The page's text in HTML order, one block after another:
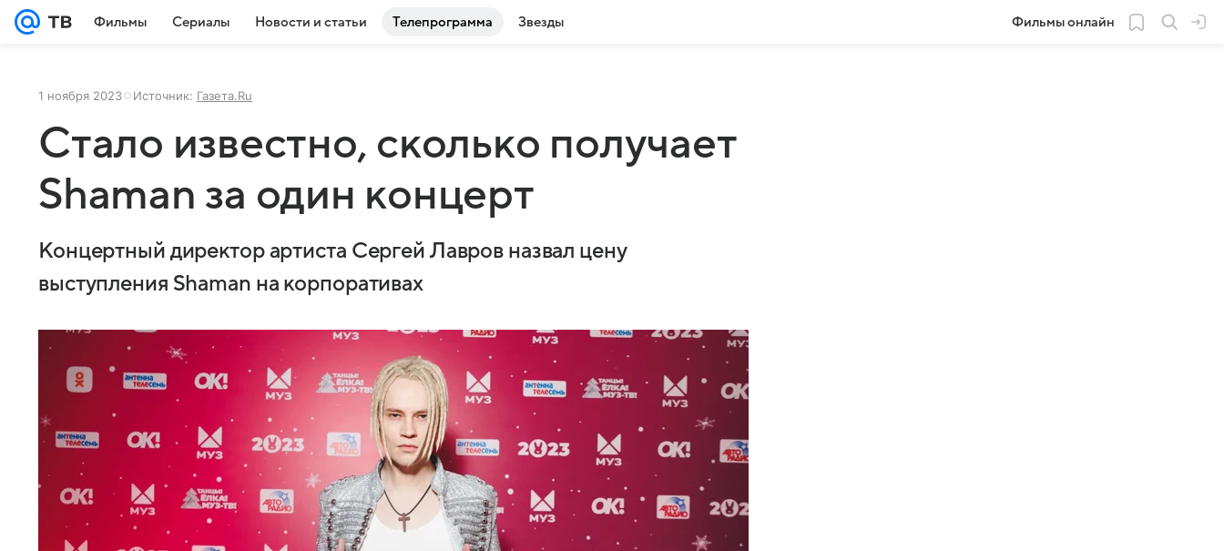
Фильмы Сериалы Новости и статьи Телепрограмма Звезды Фильмы онлайн
1 ноября 2023 Источник: Газета.Ru
Стало известно, сколько получает
Shaman за один концерт
Концертный директор артиста Сергей Лавров назвал цену
выступления Shaman на корпоративах